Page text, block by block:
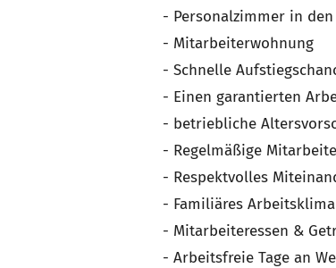
- Personalzimmer in
- Mitarbeiterwohnung
- Schnelle
- Einen garantierten
- betriebliche
- Regelmäßige
- Respektvolles
- Familiäres Arbeitsklima
- Mitarbeiteressen &
- Arbeitsfreie Tage an